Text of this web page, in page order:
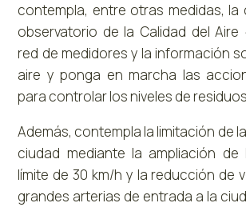
contempla, entre otras medidas, la
observatorio de la Calidad del Aire
red de medidores y la información
aire y ponga en marcha las
para controlar los niveles de
Además, contempla la limitación de
ciudad mediante la ampliación
límite de 30 km/h y la reducción de
grandes arterias de entrada a la